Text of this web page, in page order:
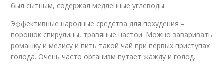
был сытным, содержал медленные углеводы.
Эффективные народные средства для похудения –
порошок спирулины, травяные настои. Можно заваривать
ромашку и мелису и пить такой чай при первых приступах
голода. Очень часто организм путает жажду и голод.